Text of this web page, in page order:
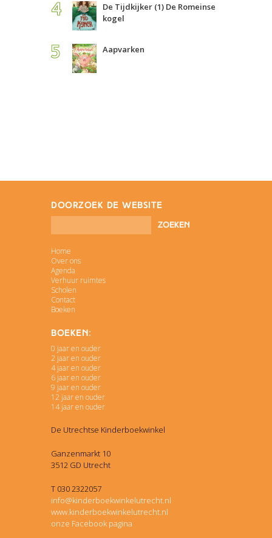
De Tijdkijker (1) De Romeinse
kogel
Aapvarken
doorzoek de website
Home
Over ons
Agenda
Verhuur ruimtes
Scholen
Contact
Boeken
Boeken:
0 jaar en ouder
2 jaar en ouder
4 jaar en ouder
6 jaar en ouder
9 jaar en ouder
12 jaar en ouder
14 jaar en ouder
De Utrechtse Kinderboekwinkel
Ganzenmarkt 10
3512 GD Utrecht
T 030 2322057
info@kinderboekwinkelutrecht.nl
www.kinderboekwinkelutrecht.nl
onze Facebook pagina